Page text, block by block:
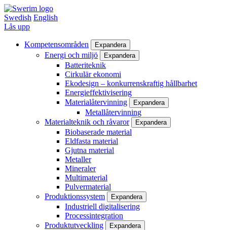
Hoppa
till
huvudinnehåll
Swedish English
Lås upp
Huvudmeny
Kompetensområden Expandera
Energi och miljö Expandera
Batteriteknik
Cirkulär ekonomi
Ekodesign – konkurrenskraftig hållbarhet
Energieffektivisering
Materialåtervinning
Expandera
Metallåtervinning
Materialteknik och råvaror
Expandera
Biobaserade material
Eldfasta material
Gjutna material
Metaller
Mineraler
Multimaterial
Pulvermaterial
Produktionssystem
Expandera
Industriell digitalisering
Processintegration
Produktutveckling
Expandera